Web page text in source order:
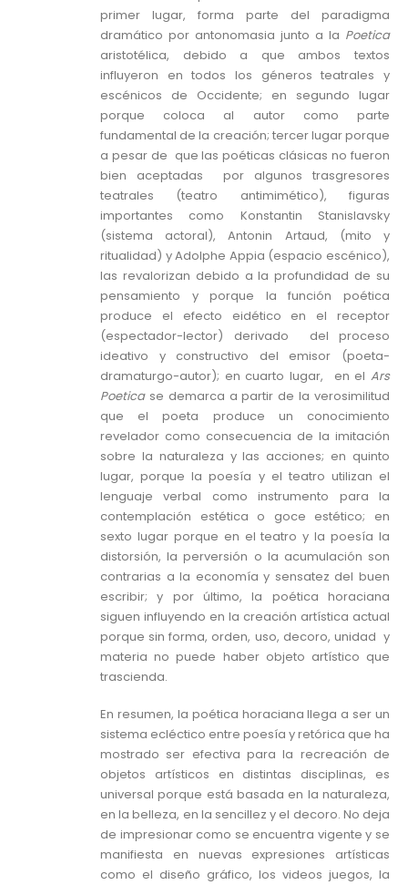
primer lugar, forma parte del paradigma
dramático por antonomasia junto a la Poetica
aristotélica, debido a que ambos textos
influyeron en todos los géneros teatrales y
escénicos de Occidente; en segundo lugar
porque coloca al autor como parte
fundamental de la creación; tercer lugar porque
a pesar de que las poéticas clásicas no fueron
bien aceptadas por algunos trasgresores
teatrales (teatro antimimético), figuras
importantes como Konstantin Stanislavsky
(sistema actoral), Antonin Artaud, (mito y
ritualidad) y Adolphe Appia (espacio escénico),
las revalorizan debido a la profundidad de su
pensamiento y porque la función poética
produce el efecto eidético en el receptor
(espectador-lector) derivado del proceso
ideativo y constructivo del emisor (poeta-
dramaturgo-autor); en cuarto lugar, en el Ars
Poeticase demarca a partir de la verosimilitud
que el poeta produce un conocimiento
revelador como consecuencia de la imitación
sobre la naturaleza y las acciones; en quinto
lugar, porque la poesía y el teatro utilizan el
lenguaje verbal como instrumento para la
contemplación estética o goce estético; en
sexto lugar porque en el teatro y la poesía la
distorsión, la perversión o la acumulación son
contrarias a la economía y sensatez del buen
escribir; y por último, la poética horaciana
siguen influyendo en la creación artística actual
porque sin forma, orden, uso, decoro, unidad y
materia no puede haber objeto artístico que
trascienda.
En resumen, la poética horaciana llega a ser un
sistema ecléctico entre poesía y retórica que ha
mostrado ser efectiva para la recreación de
objetos artísticos en distintas disciplinas, es
universal porque está basada en la naturaleza,
en la belleza, en la sencillez y el decoro. No deja
de impresionar como se encuentra vigente y se
manifiesta en nuevas expresiones artísticas
como el diseño gráfico, los videos juegos, la